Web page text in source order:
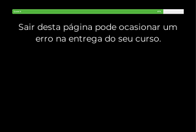
Sair desta página pode ocasionar um
erro na entrega do seu curso.